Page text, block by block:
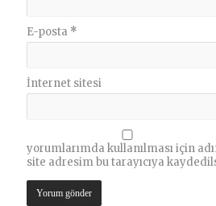
E-posta *
İnternet sitesi
yorumlarımda kullanılması için
site adresim bu tarayıcıya